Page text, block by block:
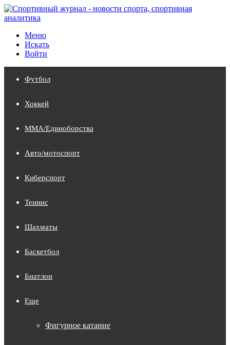
Меню
Искать
Войти
Футбол
Хоккей
MMA/Единоборства
Авто/мотоспорт
Киберспорт
Теннис
Шахматы
Баскетбол
Биатлон
Еще
Фигурное катание